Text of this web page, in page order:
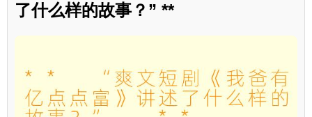
了什么样的故事？” **